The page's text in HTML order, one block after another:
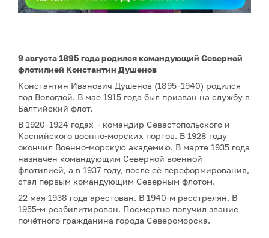
9 августа 1895 года родился командующий Северной
флотилией Константин Душенов
Константин Иванович Душенов (1895–1940) родился
под Вологдой. В мае 1915 года был призван на службу в
Балтийский флот.
В 1920–1924 годах – командир Севастопольского и
Каспийского военно-морских портов. В 1928 году
окончил Военно-морскую академию. В марте 1935 года
назначен командующим Северной военной
флотилией, а в 1937 году, после её переформирования,
стал первым командующим Северным флотом.
22 мая 1938 года арестован. В 1940-м расстрелян. В
1955-м реабилитирован. Посмертно получил звание
почётного гражданина города Североморска.